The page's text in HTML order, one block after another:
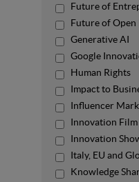
Future of
Future of
Generative AI
Google
Human Rights
Impact to
Influencer
Innovation Film
Innovation
Italy, EU and
Knowledge